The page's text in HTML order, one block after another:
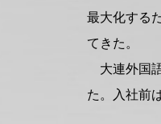
最大化する
てきた。
大連外国
た。入社前